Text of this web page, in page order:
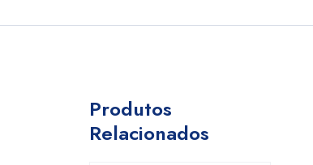
Produtos
Relacionados